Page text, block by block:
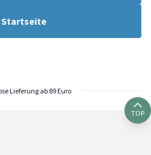
Startseite
Lieferung ab 89 Euro
TOP